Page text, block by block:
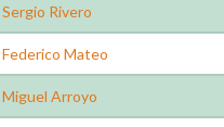
Sergio Rivero
Federico Mateo
Miguel Arroyo